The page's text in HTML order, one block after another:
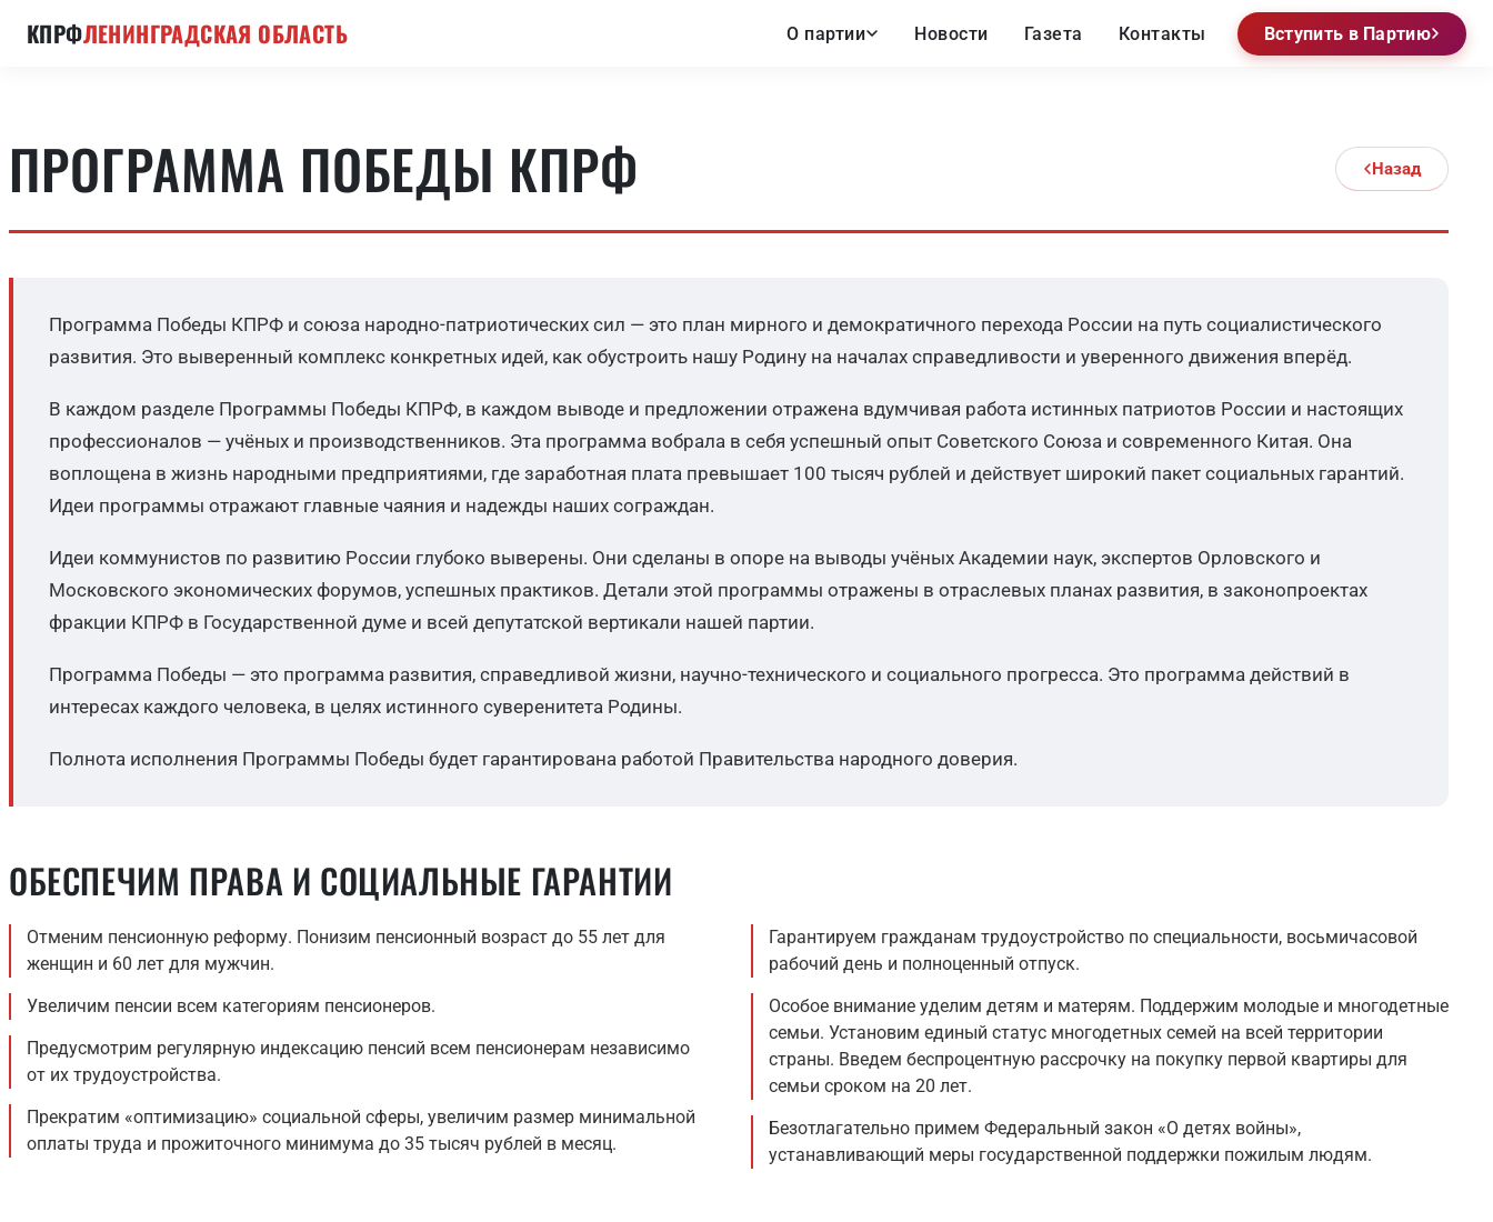
КПРФЛЕНИНГРАДСКАЯ ОБЛАСТЬ О партии Новости Газета Контакты Вступить в Партию
ПРОГРАММА ПОБЕДЫ КПРФ Назад
Программа Победы КПРФ и союза народно-патриотических сил — это план мирного и демократичного перехода России на путь социалистического
развития. Это выверенный комплекс конкретных идей, как обустроить нашу Родину на началах справедливости и уверенного движения вперёд.
В каждом разделе Программы Победы КПРФ, в каждом выводе и предложении отражена вдумчивая работа истинных патриотов России и настоящих
профессионалов — учёных и производственников. Эта программа вобрала в себя успешный опыт Советского Союза и современного Китая. Она
воплощена в жизнь народными предприятиями, где заработная плата превышает 100 тысяч рублей и действует широкий пакет социальных гарантий.
Идеи программы отражают главные чаяния и надежды наших сограждан.
Идеи коммунистов по развитию России глубоко выверены. Они сделаны в опоре на выводы учёных Академии наук, экспертов Орловского и
Московского экономических форумов, успешных практиков. Детали этой программы отражены в отраслевых планах развития, в законопроектах
фракции КПРФ в Государственной думе и всей депутатской вертикали нашей партии.
Программа Победы — это программа развития, справедливой жизни, научно-технического и социального прогресса. Это программа действий в
интересах каждого человека, в целях истинного суверенитета Родины.
Полнота исполнения Программы Победы будет гарантирована работой Правительства народного доверия.
ОБЕСПЕЧИМ ПРАВА И СОЦИАЛЬНЫЕ ГАРАНТИИ
Отменим пенсионную реформу. Понизим пенсионный возраст до 55 лет для
женщин и 60 лет для мужчин.
Увеличим пенсии всем категориям пенсионеров.
Предусмотрим регулярную индексацию пенсий всем пенсионерам независимо
от их трудоустройства.
Прекратим «оптимизацию» социальной сферы, увеличим размер минимальной
оплаты труда и прожиточного минимума до 35 тысяч рублей в месяц.
Гарантируем гражданам трудоустройство по специальности, восьмичасовой
рабочий день и полноценный отпуск.
Особое внимание уделим детям и матерям. Поддержим молодые и многодетные
семьи. Установим единый статус многодетных семей на всей территории
страны. Введем беспроцентную рассрочку на покупку первой квартиры для
семьи сроком на 20 лет.
Безотлагательно примем Федеральный закон «О детях войны»,
устанавливающий меры государственной поддержки пожилым людям.